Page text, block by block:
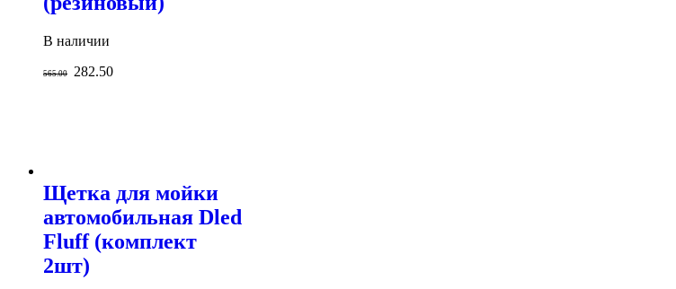
В наличии
565.00 282.50
Щетка для мойки
автомобильная Dled
Fluff (комплект
2шт)